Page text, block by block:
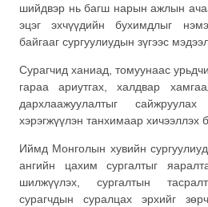
шийдвэр нь багш нарын ажлын
эцэг эхчүүдийн бухимдлыг
байгааг сургуулиудын зүгээс
Сурагчид ханиад, томуунаас
гараа ариутгах, халдвар
дархлаажуулалтыг
хэрэгжүүлэн танхимаар хичээллэх
Иймд Монголын хувийн
ангийн цахим сургалтыг
шилжүүлэх, сургалтын
сурагчдын суралцах эрхийг